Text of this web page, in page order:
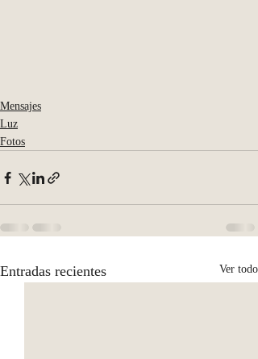
Mensajes
Luz
Fotos
Entradas recientes Ver todo